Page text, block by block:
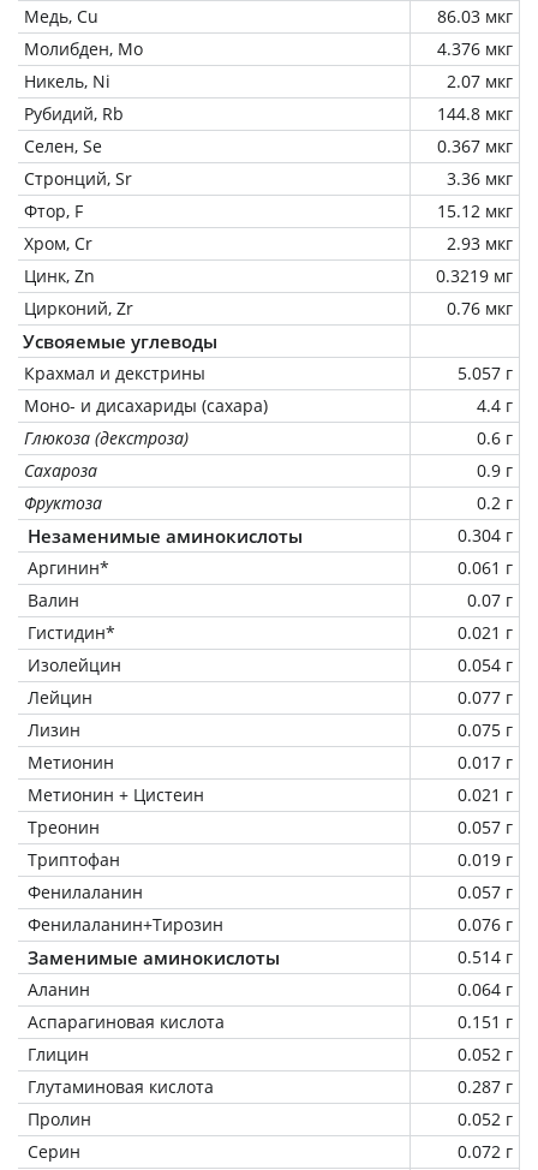
Медь, Cu
86.03 мкг
Молибден, Mo
4.376 мкг
Никель, Ni
2.07 мкг
Рубидий, Rb
144.8 мкг
Селен, Se
0.367 мкг
Стронций, Sr
3.36 мкг
Фтор, F
15.12 мкг
Хром, Cr
2.93 мкг
Цинк, Zn
0.3219 мг
Цирконий, Zr
0.76 мкг
Усвояемые углеводы
Крахмал и декстрины
5.057 г
Моно- и дисахариды (сахара)
4.4 г
Глюкоза (декстроза)
0.6 г
Сахароза
0.9 г
Фруктоза
0.2 г
Незаменимые аминокислоты
0.304 г
Аргинин*
0.061 г
Валин
0.07 г
Гистидин*
0.021 г
Изолейцин
0.054 г
Лейцин
0.077 г
Лизин
0.075 г
Метионин
0.017 г
Метионин + Цистеин
0.021 г
Треонин
0.057 г
Триптофан
0.019 г
Фенилаланин
0.057 г
Фенилаланин+Тирозин
0.076 г
Заменимые аминокислоты
0.514 г
Аланин
0.064 г
Аспарагиновая кислота
0.151 г
Глицин
0.052 г
Глутаминовая кислота
0.287 г
Пролин
0.052 г
Серин
0.072 г